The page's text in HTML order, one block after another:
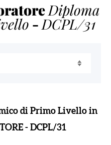
Diploma
- DCPL/31
di Primo Livello in
- DCPL/31